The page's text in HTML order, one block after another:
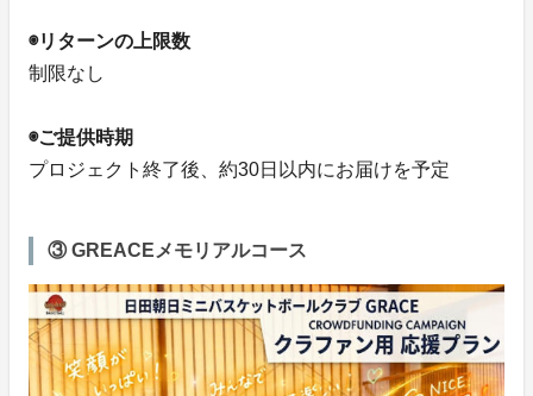
◉リターンの上限数
制限なし
◉ご提供時期
プロジェクト終了後、約30日以内にお届けを予定
③ GREACEメモリアルコース